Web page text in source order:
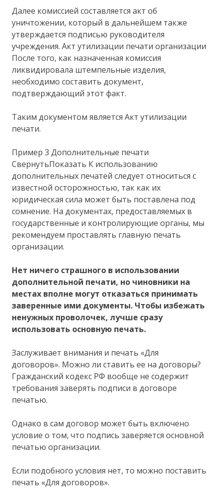
Далее комиссией составляется акт об
уничтожении, который в дальнейшем также
утверждается подписью руководителя
учреждения. Акт утилизации печати организации
После того, как назначенная комиссия
ликвидировала штемпельные изделия,
необходимо составить документ,
подтверждающий этот факт.
Таким документом является Акт утилизации
печати.
Пример 3 Дополнительные печати
СвернутьПоказать К использованию
дополнительных печатей следует относиться с
известной осторожностью, так как их
юридическая сила может быть поставлена под
сомнение. На документах, предоставляемых в
государственные и контролирующие органы, мы
рекомендуем проставлять главную печать
организации.
Нет ничего страшного в использовании
дополнительной печати, но чиновники на
местах вполне могут отказаться принимать
заверенные ими документы. Чтобы избежать
ненужных проволочек, лучше сразу
использовать основную печать.
Заслуживает внимания и печать «Для
договоров». Можно ли ставить ее на договоры?
Гражданский кодекс РФ вообще не содержит
требования заверять подписи в договоре
печатью.
Однако в сам договор может быть включено
условие о том, что подпись заверяется основной
печатью организации.
Если подобного условия нет, то можно поставить
печать «Для договоров».